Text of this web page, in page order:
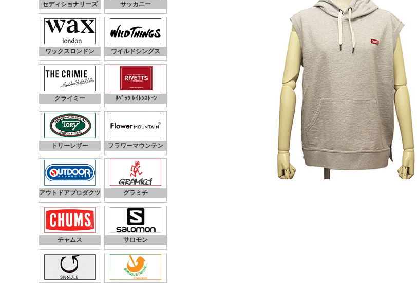
セディショナリーズ サッカニー
ワックスロンドン ワイルドシングス
クライミー ﾘﾍﾞｯﾂ ﾚｲﾄﾝｽﾄｰﾝ
トリーレザー フラワーマウンテン
アウトドアプロダクツ グラミチ
チャムス サロモン